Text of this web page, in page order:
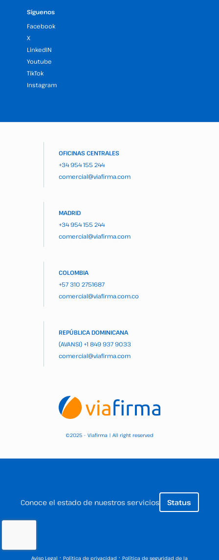
Síguenos
Facebook
X
LinkedIN
Youtube
TikTok
Instagram
OFICINAS CENTRALES
+34 954 155 244
comercial@viafirma.com
MADRID
+34 954 155 244
comercial@viafirma.com
COLOMBIA
+57 310 2751687
comercial@viafirma.com.co
REPÚBLICA DOMINICANA
(AVANSI) +1 849 937 9033
comercial@viafirma.com
©2025 – Viafirma | All right reserved
Conoce el estado de nuestros servicios Status
Aviso Legal · Política de privacidad · Política de seguridad de la